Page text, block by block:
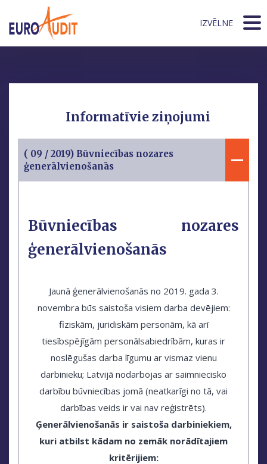
IZVĒLNE
Informatīvie ziņojumi
( 09 / 2019) Būvniecības nozares
ģenerālvienošanās
Būvniecības nozares
ģenerālvienošanās
Jaunā ģenerālvienošanās no 2019. gada 3.
novembra būs saistoša visiem darba devējiem:
fiziskām, juridiskām personām, kā arī
tiesībspējīgām personālsabiedrībām, kuras ir
noslēgušas darba līgumu ar vismaz vienu
darbinieku; Latvijā nodarbojas ar saimniecisko
darbību būvniecības jomā (neatkarīgi no tā, vai
darbības veids ir vai nav reģistrēts).
Ģenerālvienošanās ir saistoša darbiniekiem,
kuri atbilst kādam no zemāk norādītajiem
kritērijiem: